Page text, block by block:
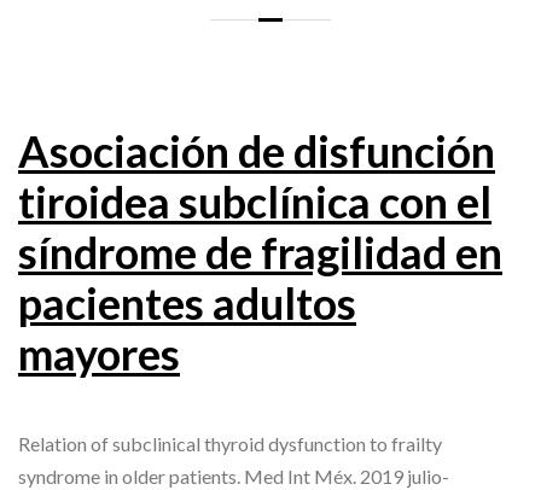
Asociación de disfunción
tiroidea subclínica con el
síndrome de fragilidad en
pacientes adultos
mayores
Relation of subclinical thyroid dysfunction to frailty
syndrome in older patients. Med Int Méx. 2019 julio-